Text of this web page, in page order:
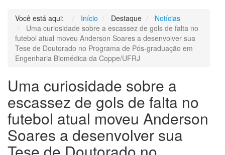
Você está aqui: Início Destaque
Notícias
Uma curiosidade sobre a escassez de gols de falta no
futebol atual moveu Anderson Soares a desenvolver sua
Tese de Doutorado no Programa de Pós-graduação em
Engenharia Biomédica da Coppe/UFRJ
Uma curiosidade sobre a
escassez de gols de falta no
futebol atual moveu Anderson
Soares a desenvolver sua